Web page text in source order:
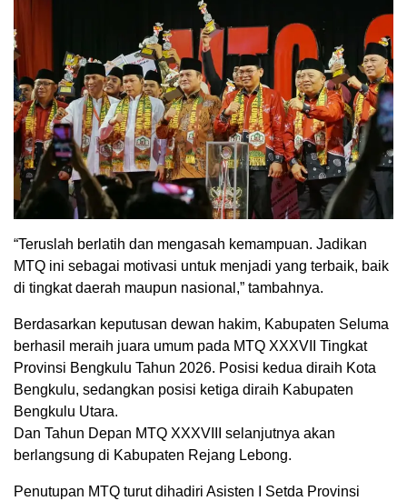
“Teruslah berlatih dan mengasah kemampuan. Jadikan
MTQ ini sebagai motivasi untuk menjadi yang terbaik, baik
di tingkat daerah maupun nasional,” tambahnya.
Berdasarkan keputusan dewan hakim, Kabupaten Seluma
berhasil meraih juara umum pada MTQ XXXVII Tingkat
Provinsi Bengkulu Tahun 2026. Posisi kedua diraih Kota
Bengkulu, sedangkan posisi ketiga diraih Kabupaten
Bengkulu Utara.
Dan Tahun Depan MTQ XXXVIII selanjutnya akan
berlangsung di Kabupaten Rejang Lebong.
Penutupan MTQ turut dihadiri Asisten I Setda Provinsi